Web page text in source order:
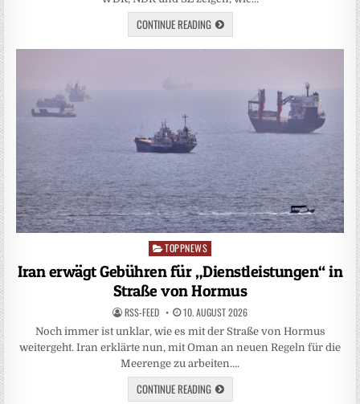
CONTINUE READING
Posted
TOPPNEWS
Iran erwägt Gebühren für „Dienstleistungen“ in
Straße von Hormus
RSS-FEED 10. AUGUST 2026
Noch immer ist unklar, wie es mit der Straße von Hormus
weitergeht. Iran erklärte nun, mit Oman an neuen Regeln für die
Meerenge zu arbeiten….
CONTINUE READING